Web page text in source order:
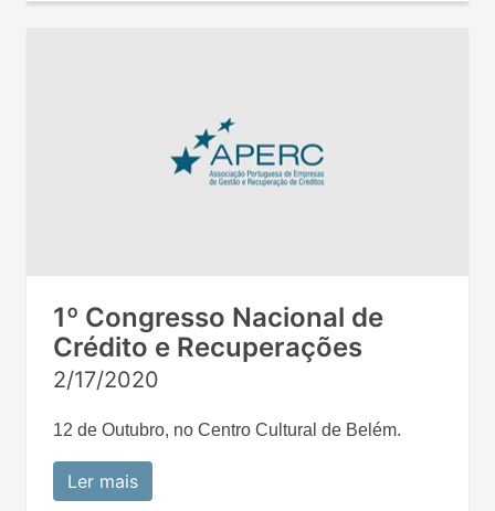
1º Congresso Nacional de
Crédito e Recuperações
2/17/2020
12 de Outubro, no Centro Cultural de Belém.
Ler mais